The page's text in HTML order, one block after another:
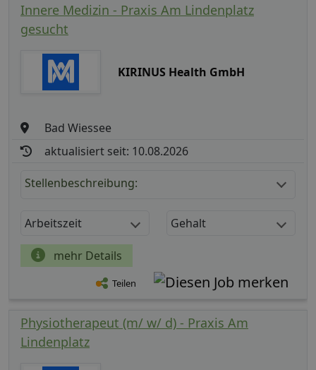
Innere Medizin - Praxis Am Lindenplatz
gesucht
KIRINUS Health GmbH
Bad Wiessee
aktualisiert seit: 10.08.2026
Stellenbeschreibung:
Arbeitszeit Gehalt
mehr Details
Teilen
Physiotherapeut (m/ w/ d) - Praxis Am
Lindenplatz